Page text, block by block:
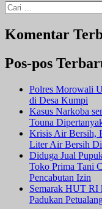
Cari
untuk:
Komentar
Pos-pos
Polres Morowali
di Desa Kumpi
Kasus Narkoba
Touna
Krisis Air Bersih,
Liter Air Bersih
Diduga Jual
Toko Prima Tani
Pencabutan Izin
Semarak HUT RI
Padukan